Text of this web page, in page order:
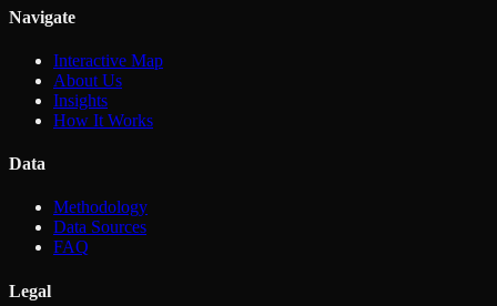
Navigate
Interactive Map
About Us
Insights
How It Works
Data
Methodology
Data Sources
FAQ
Legal